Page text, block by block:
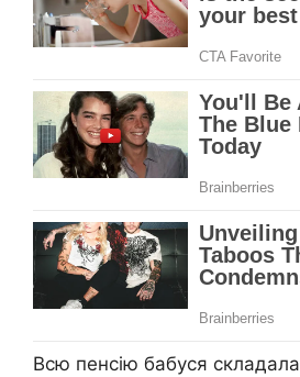
Всю пенсію бабуся